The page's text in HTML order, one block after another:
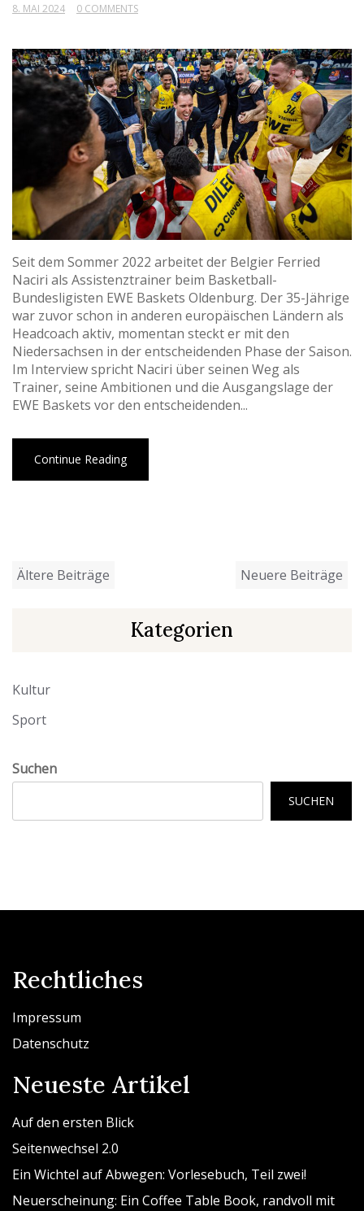
8. MAI 2024 0 COMMENTS
Seit dem Sommer 2022 arbeitet der Belgier Ferried
Naciri als Assistenztrainer beim Basketball-
Bundesligisten EWE Baskets Oldenburg. Der 35-Jährige
war zuvor schon in anderen europäischen Ländern als
Headcoach aktiv, momentan steckt er mit den
Niedersachsen in der entscheidenden Phase der Saison.
Im Interview spricht Naciri über seinen Weg als
Trainer, seine Ambitionen und die Ausgangslage der
EWE Baskets vor den entscheidenden...
Continue Reading
Beitragsnavigation
Ältere Beiträge Neuere Beiträge
Kategorien
Kultur
Sport
Suchen
SUCHEN
Rechtliches
Impressum
Datenschutz
Neueste Artikel
Auf den ersten Blick
Seitenwechsel 2.0
Ein Wichtel auf Abwegen: Vorlesebuch, Teil zwei!
Neuerscheinung: Ein Coffee Table Book, randvoll mit